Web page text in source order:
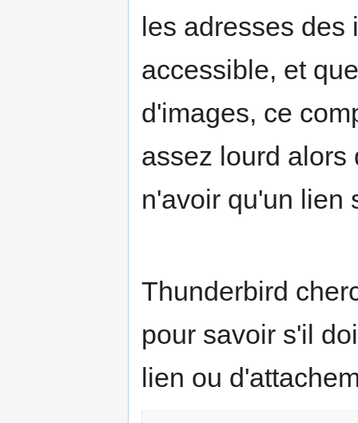
les adresses des
accessible, et
d'images, ce
assez lourd alors
n'avoir qu'un lien
Thunderbird
pour savoir s'il
lien ou